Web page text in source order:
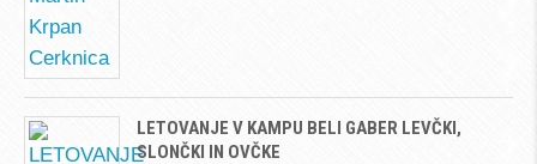
LETOVANJE V KAMPU BELI GABER LEVČKI,
SLONČKI IN OVČKE